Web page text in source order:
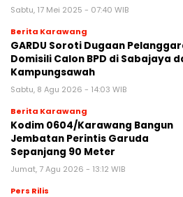
Sabtu, 17 Mei 2025 - 07:40 WIB
Berita Karawang
GARDU Soroti Dugaan
Domisili Calon BPD di Sabajaya
Kampungsawah
Sabtu, 8 Agu 2026 - 14:03 WIB
Berita Karawang
Kodim 0604/Karawang Bangun
Jembatan Perintis Garuda
Sepanjang 90 Meter
Jumat, 7 Agu 2026 - 13:12 WIB
Pers Rilis